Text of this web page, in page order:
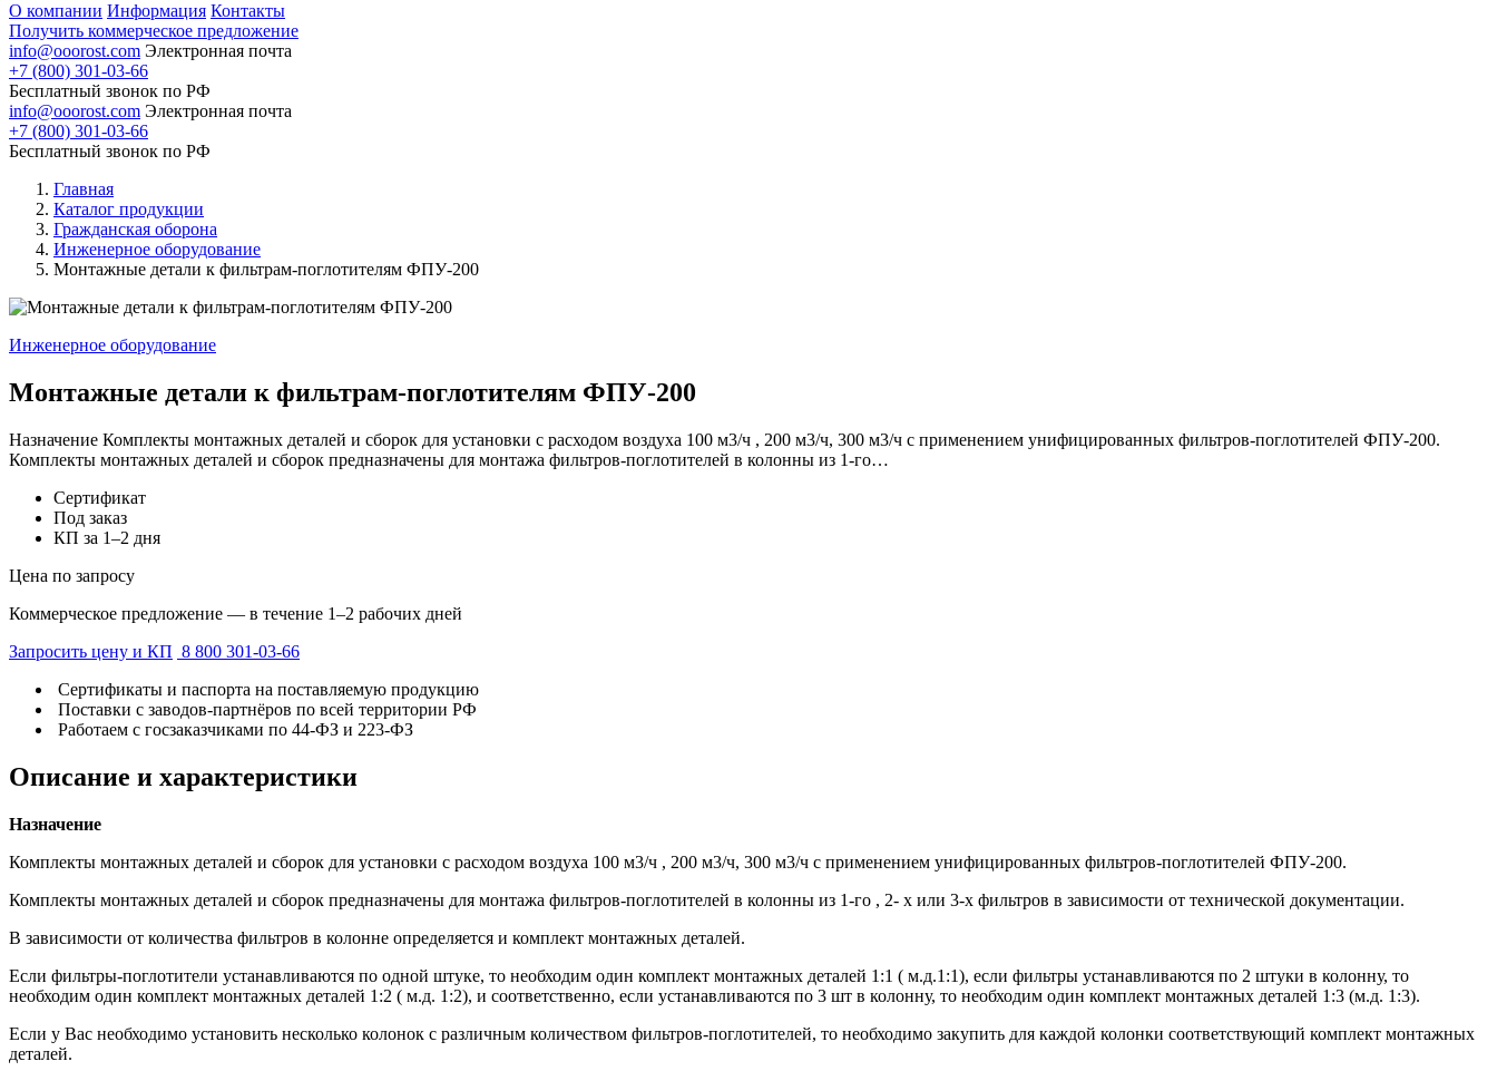
О компании Информация Контакты
Получить коммерческое предложение
info@ooorost.com Электронная почта
+7 (800) 301-03-66
Бесплатный звонок по РФ
info@ooorost.com Электронная почта
+7 (800) 301-03-66
Бесплатный звонок по РФ
Главная
Каталог продукции
Гражданская оборона
Инженерное оборудование
Монтажные детали к фильтрам-поглотителям ФПУ-200
Инженерное оборудование
Монтажные детали к фильтрам-поглотителям ФПУ-200
Назначение Комплекты монтажных деталей и сборок для установки с расходом воздуха 100 м3/ч , 200 м3/ч, 300 м3/ч с применением унифицированных фильтров-поглотителей ФПУ-200.
Комплекты монтажных деталей и сборок предназначены для монтажа фильтров-поглотителей в колонны из 1-го…
Сертификат
Под заказ
КП за 1–2 дня
Цена по запросу
Коммерческое предложение — в течение 1–2 рабочих дней
Запросить цену и КП 8 800 301-03-66
Сертификаты и паспорта на поставляемую продукцию
Поставки с заводов-партнёров по всей территории РФ
Работаем с госзаказчиками по 44-ФЗ и 223-ФЗ
Описание и характеристики
Назначение
Комплекты монтажных деталей и сборок для установки с расходом воздуха 100 м3/ч , 200 м3/ч, 300 м3/ч с применением унифицированных фильтров-поглотителей ФПУ-200.
Комплекты монтажных деталей и сборок предназначены для монтажа фильтров-поглотителей в колонны из 1-го , 2- х или 3-х фильтров в зависимости от технической документации.
В зависимости от количества фильтров в колонне определяется и комплект монтажных деталей.
Если фильтры-поглотители устанавливаются по одной штуке, то необходим один комплект монтажных деталей 1:1 ( м.д.1:1), если фильтры устанавливаются по 2 штуки в колонну, то
необходим один комплект монтажных деталей 1:2 ( м.д. 1:2), и соответственно, если устанавливаются по 3 шт в колонну, то необходим один комплект монтажных деталей 1:3 (м.д. 1:3).
Если у Вас необходимо установить несколько колонок с различным количеством фильтров-поглотителей, то необходимо закупить для каждой колонки соответствующий комплект монтажных
деталей.